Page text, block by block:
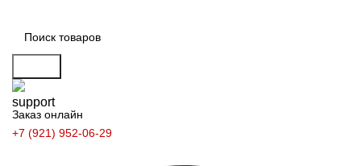
Заказ онлайн
+7 (921) 952-06-29